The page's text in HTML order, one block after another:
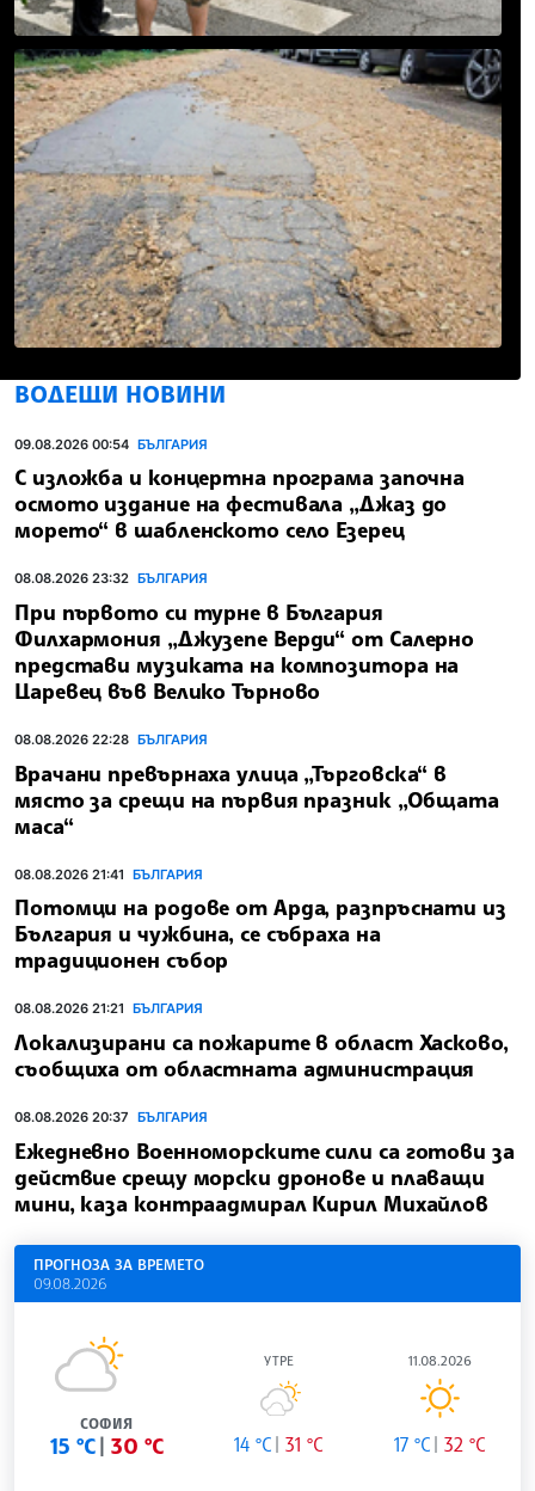
ВОДЕЩИ НОВИНИ
09.08.2026 00:54 БЪЛГАРИЯ
С изложба и концертна програма започна
осмото издание на фестивала „Джаз до
морето“ в шабленското село Езерец
08.08.2026 23:32 БЪЛГАРИЯ
При първото си турне в България
Филхармония „Джузепе Верди“ от Салерно
представи музиката на композитора на
Царевец във Велико Търново
08.08.2026 22:28 БЪЛГАРИЯ
Врачани превърнаха улица „Търговска“ в
място за срещи на първия празник „Общата
маса“
08.08.2026 21:41 БЪЛГАРИЯ
Потомци на родове от Арда, разпръснати из
България и чужбина, се събраха на
традиционен събор
08.08.2026 21:21 БЪЛГАРИЯ
Локализирани са пожарите в област Хасково,
съобщиха от областната администрация
08.08.2026 20:37 БЪЛГАРИЯ
Ежедневно Военноморските сили са готови за
действие срещу морски дронове и плаващи
мини, каза контраадмирал Кирил Михайлов
ПРОГНОЗА ЗА ВРЕМЕТО
09.08.2026
СОФИЯ
15 °C 30 °C
УТРЕ
14 °C 31 °C
11.08.2026
17 °C 32 °C